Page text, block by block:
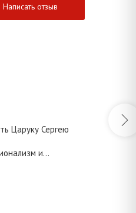
Написать отзыв
Царуку Сергею
и...